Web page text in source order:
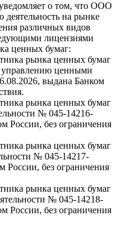
о том, что ООО
на рынке
различных видов
лицензиями
ценных бумаг:
рынка ценных бумаг
управлению ценными
выдана Банком
рынка ценных бумаг
№ 045-14216-
России, без ограничения
рынка ценных бумаг
№ 045-14217-
России, без ограничения
рынка ценных бумаг
№ 045-14218-
России, без ограничения